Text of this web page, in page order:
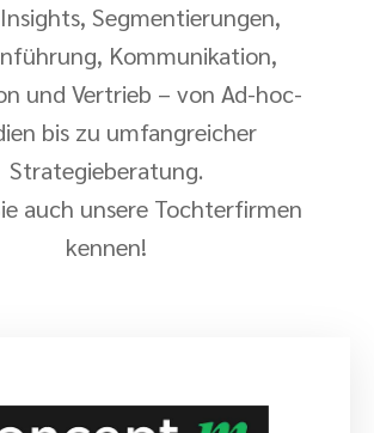
Segmentierungen,
Kommunikation,
und Vertrieb – von Ad-hoc-
bis zu umfangreicher
Strategieberatung.
auch unsere Tochterfirmen
kennen!